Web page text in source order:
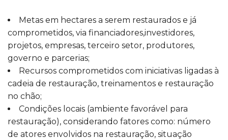
Metas em hectares a serem restaurados e já
comprometidos, via financiadores,investidores,
projetos, empresas, terceiro setor, produtores,
governo e parcerias;
Recursos comprometidos com iniciativas ligadas à
cadeia de restauração, treinamentos e restauração
no chão;
Condições locais (ambiente favorável para
restauração), considerando fatores como: número
de atores envolvidos na restauração, situação